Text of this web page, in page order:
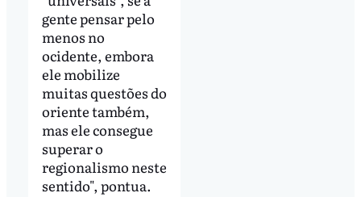
gente pensar pelo
menos no
ocidente, embora
ele mobilize
muitas questões do
oriente também,
mas ele consegue
superar o
regionalismo neste
sentido", pontua.